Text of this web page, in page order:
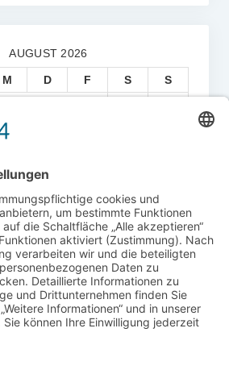
AUGUST 2026
M D F S
S
5
19 20
26 27 28 29
30
« Juli